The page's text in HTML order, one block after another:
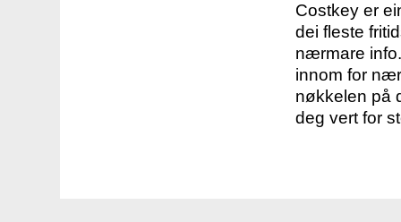
Costkey er
dei fleste
nærmare
innom for
nøkkelen på
deg vert for